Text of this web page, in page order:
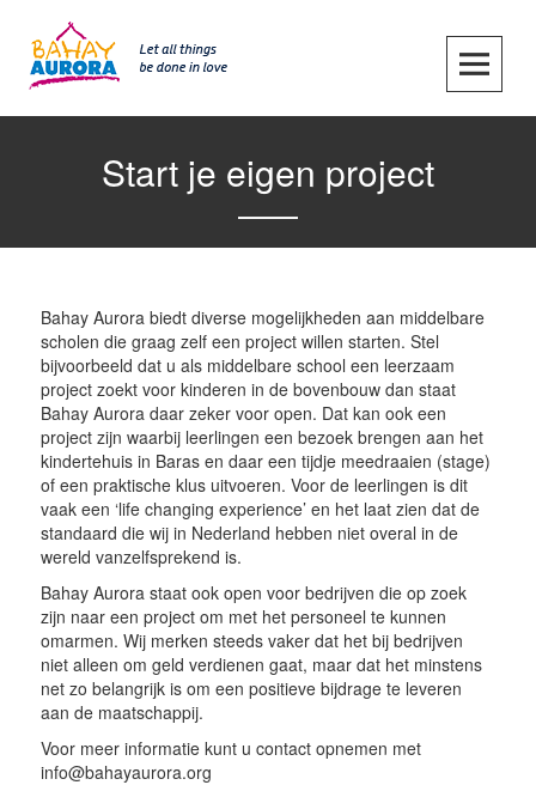
content
Start je eigen project
Bahay Aurora biedt diverse mogelijkheden aan middelbare
scholen die graag zelf een project willen starten. Stel
bijvoorbeeld dat u als middelbare school een leerzaam
project zoekt voor kinderen in de bovenbouw dan staat
Bahay Aurora daar zeker voor open. Dat kan ook een
project zijn waarbij leerlingen een bezoek brengen aan het
kindertehuis in Baras en daar een tijdje meedraaien (stage)
of een praktische klus uitvoeren. Voor de leerlingen is dit
vaak een ‘life changing experience’ en het laat zien dat de
standaard die wij in Nederland hebben niet overal in de
wereld vanzelfsprekend is.
Bahay Aurora staat ook open voor bedrijven die op zoek
zijn naar een project om met het personeel te kunnen
omarmen. Wij merken steeds vaker dat het bij bedrijven
niet alleen om geld verdienen gaat, maar dat het minstens
net zo belangrijk is om een positieve bijdrage te leveren
aan de maatschappij.
Voor meer informatie kunt u contact opnemen met
info@bahayaurora.org